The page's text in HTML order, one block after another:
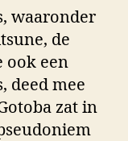
waaronder
de
ook een
deed mee
zat in